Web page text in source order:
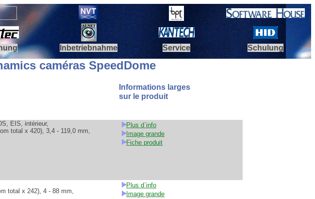
Inbetriebnahme Service Schulung
caméras SpeedDome
Informations larges
sur le produit
EIS, intérieur,
total x 420), 3,4 - 119,0 mm,
Plus d`info
Image grande
Fiche produit
total x 242), 4 - 88 mm,
Plus d`info
Image grande